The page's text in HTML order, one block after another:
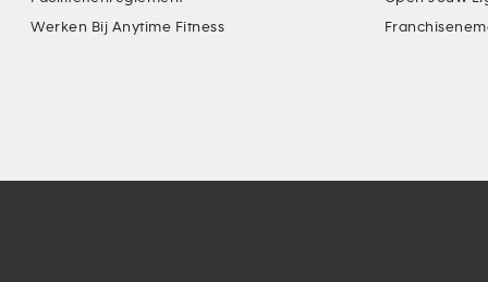
Werken Bij Anytime Fitness